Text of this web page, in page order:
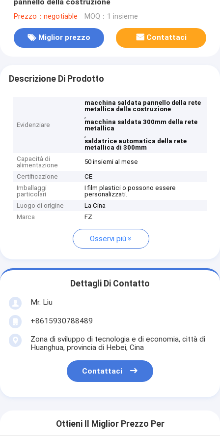
pannello della costruzione
Prezzo：negotiable MOQ：1 insieme
Miglior prezzo Contattaci
Descrizione Di Prodotto
Evidenziare
macchina saldata pannello della rete
metallica della costruzione
,
macchina saldata 300mm della rete
metallica
,
saldatrice automatica della rete
metallica di 300mm
Capacità di
alimentazione
50 insiemi al mese
Certificazione
CE
Imballaggi
particolari
I film plastici o possono essere
personalizzati.
Luogo di origine
La Cina
Marca
FZ
Osservi più
Dettagli Di Contatto
Mr. Liu
+8615930788489
Zona di sviluppo di tecnologia e di economia, città di
Huanghua, provincia di Hebei, Cina
Contattaci
Ottieni Il Miglior Prezzo Per